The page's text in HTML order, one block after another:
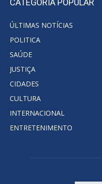
CATEGORIA POPULAR
ÚLTIMAS NOTÍCIAS
POLITICA
SAÚDE
JUSTIÇA
CIDADES
CULTURA
INTERNACIONAL
ENTRETENIMENTO